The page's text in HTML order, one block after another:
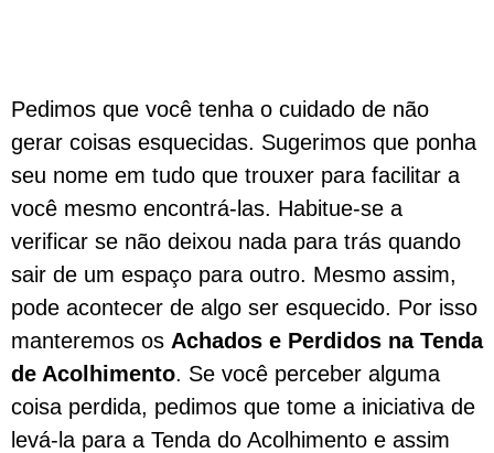
Pedimos que você tenha o cuidado de não
gerar coisas esquecidas. Sugerimos que ponha
seu nome em tudo que trouxer para facilitar a
você mesmo encontrá-las. Habitue-se a
verificar se não deixou nada para trás quando
sair de um espaço para outro. Mesmo assim,
pode acontecer de algo ser esquecido. Por isso
manteremos os Achados e Perdidos na Tenda
de Acolhimento. Se você perceber alguma
coisa perdida, pedimos que tome a iniciativa de
levá-la para a Tenda do Acolhimento e assim